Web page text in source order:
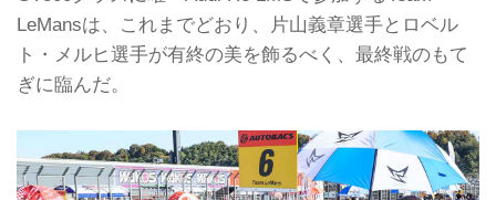
LeMansは、これまでどおり、片山義章選手とロベル
ト・メルヒ選手が有終の美を飾るべく、最終戦のもて
ぎに臨んだ。